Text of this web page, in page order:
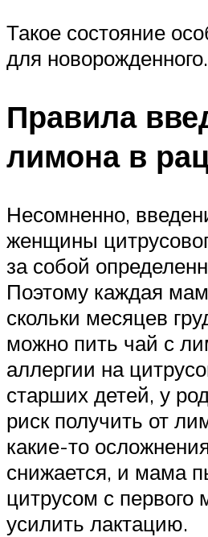
Такое состояние
для новорожденного.
Правила
лимона в
Несомненно,
женщины
за собой
Поэтому каждая
скольки месяцев
можно пить чай с
аллергии на
старших детей, у
риск получить от
какие-то
снижается, и мама
цитрусом с первого
усилить лактацию.